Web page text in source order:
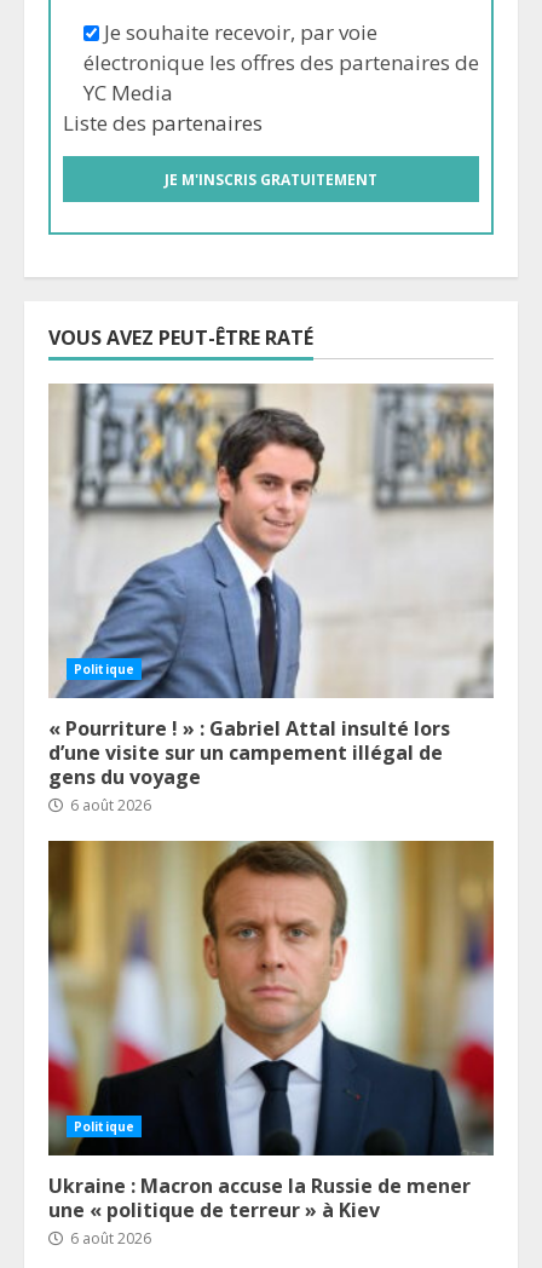
Je souhaite recevoir, par voie
électronique les offres des partenaires de
YC Media
Liste des partenaires
VOUS AVEZ PEUT-ÊTRE RATÉ
Politique
« Pourriture ! » : Gabriel Attal insulté lors
d’une visite sur un campement illégal de
gens du voyage
6 août 2026
Politique
Ukraine : Macron accuse la Russie de mener
une « politique de terreur » à Kiev
6 août 2026